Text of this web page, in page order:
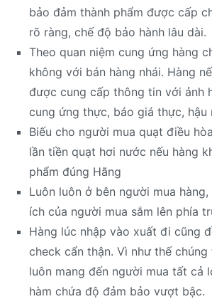
bảo đảm thành phẩm được cấp
rõ ràng, chế độ bảo hành lâu dài.
Theo quan niệm cung ứng hàng
không với bán hàng nhái. Hàng
được cung cấp thông tin với ảnh
cung ứng thực, báo giá thực, hậu
Biếu cho người mua quạt điều
lần tiền quạt hơi nước nếu hàng
phẩm đúng Hãng
Luôn luôn ở bên người mua
ích của người mua sắm lên phía
Hàng lúc nhập vào xuất đi cũng
check cẩn thận. Vì như thế
luôn mang đến người mua tất cả
hàm chứa độ đảm bảo vượt bậc.